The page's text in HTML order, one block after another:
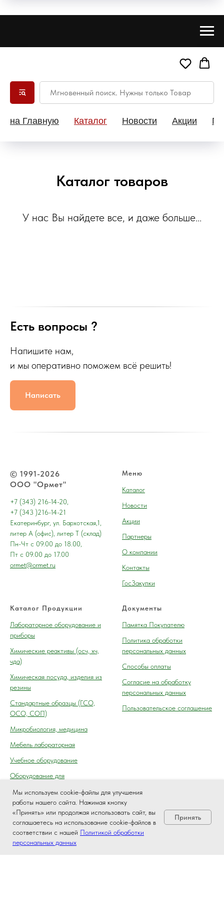
на Главную Каталог Новости Акции
Каталог товаров
У нас Вы найдете все, и даже больше...
Есть вопросы ?
Напишите нам,
и мы оперативно поможем всё решить!
Написать
Мы используем cookie-файлы для улучшения
работы нашего сайта. Нажимая кнопку
«Принять» или продолжая использовать сайт, вы
соглашаетесь на использование cookie-файлов в
соответствии с нашей Политикой обработки
персональных данных
Принять
© 1991-2026
ООО "Ормет"
+7 (343) 216-14-20,
+7 (343 )216-14-21
Екатеринбург, ул. Бархотская,1,
литер А (офис), литер Т (склад)
Пн-Чт с 09.00 до 18.00,
Пт с 09.00 до 17.00
ormet@ormet.ru
Меню
Каталог
Новости
Акции
Партнеры
О компании
Контакты
ГосЗакупки
Каталог Продукции
Лабораторное оборудование и
приборы
Химические реактивы (осч, хч,
чда)
Химическая посуда, изделия из
резины
Cтандартные образцы (ГСО,
ОСО, СОП)
Микробиология, медицина
Мебель лабораторная
Учебное оборудование
Оборудование для
осмотра (контроля) ГАИ
Документы
Памятка Покупателю
Политика обработки
персональных данных
Способы оплаты
Согласие на обработку
персональных данных
Пользовательское соглашение